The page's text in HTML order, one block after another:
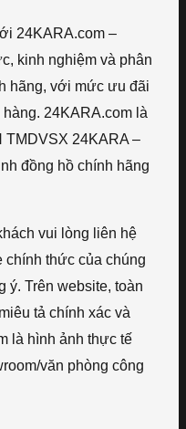
24KARA.com –
kinh nghiệm và phân
hãng, với mức ưu đãi
24KARA.com là
TMDVSX 24KARA –
đồng hồ chính hãng
vui lòng liên hệ
chính thức của chúng
ý. Trên website, toàn
tả chính xác và
là hình ảnh thực tế
văn phòng công